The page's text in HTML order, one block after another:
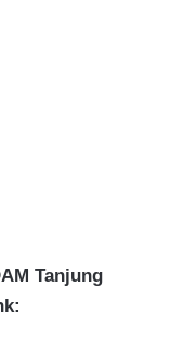
Tanjung